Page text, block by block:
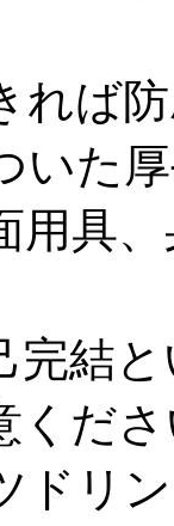
ば防
いた
用具
完結
くだ
ドリ